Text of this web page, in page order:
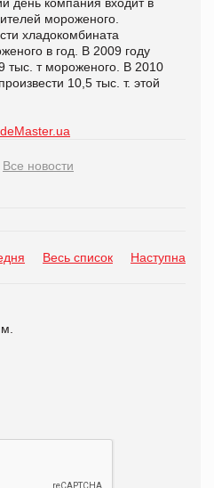
мороженого.
хладокомбината
в год. В 2009 году
тыс. т мороженого. В 2010
10,5 тыс. т. этой
Все новости
Весь список Наступна